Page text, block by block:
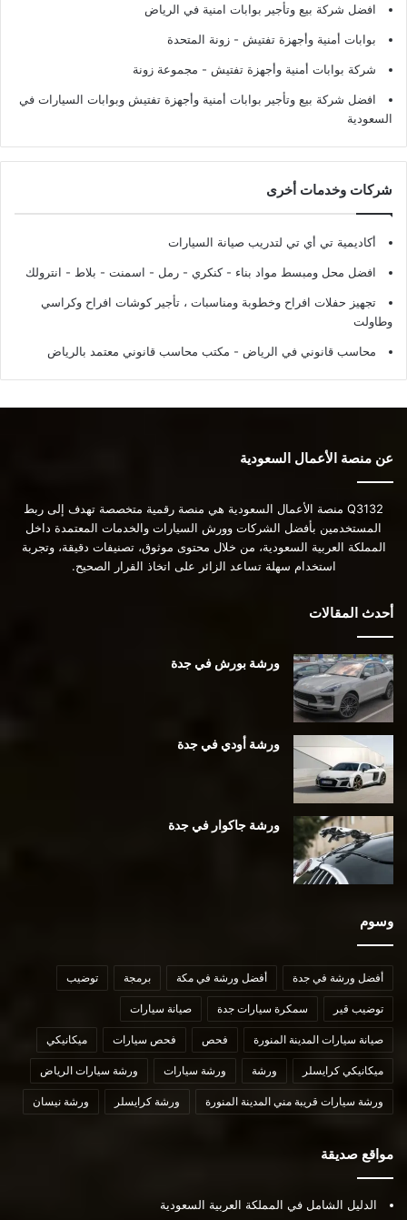
افضل شركة بيع وتأجير بوابات امنية في الرياض
بوابات أمنية وأجهزة تفتيش - زونة المتحدة
شركة بوابات أمنية وأجهزة تفتيش - مجموعة زونة
افضل شركة بيع وتأجير بوابات أمنية وأجهزة تفتيش وبوابات السيارات في
السعودية
شركات وخدمات أخرى
أكاديمية تي أي تي لتدريب صيانة السيارات
افضل محل ومبسط مواد بناء - كنكري - رمل - اسمنت - بلاط - انترولك
تجهيز حفلات افراح وخطوبة ومناسبات ، تأجير كوشات افراح وكراسي
وطاولت
محاسب قانوني في الرياض - مكتب محاسب قانوني معتمد بالرياض
عن منصة الأعمال السعودية
Q3132 منصة الأعمال السعودية هي منصة رقمية متخصصة تهدف إلى ربط
المستخدمين بأفضل الشركات وورش السيارات والخدمات المعتمدة داخل
المملكة العربية السعودية، من خلال محتوى موثوق، تصنيفات دقيقة، وتجربة
استخدام سهلة تساعد الزائر على اتخاذ القرار الصحيح.
أحدث المقالات
ورشة بورش في جدة
ورشة أودي في جدة
ورشة جاكوار في جدة
وسوم
أفضل ورشة في جدة أفضل ورشة في مكة برمجة توضيب
توضيب قير سمكرة سيارات جدة صيانة سيارات
صيانة سيارات المدينة المنورة فحص فحص سيارات ميكانيكي
ميكانيكي كرايسلر ورشة ورشة سيارات ورشة سيارات الرياض
ورشة سيارات قريبة مني المدينة المنورة ورشة كرايسلر ورشة نيسان
مواقع صديقة
الدليل الشامل في المملكة العربية السعودية